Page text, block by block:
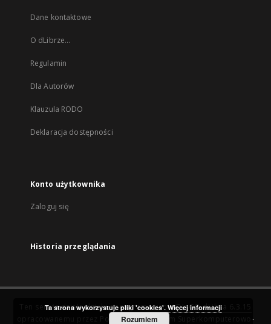
Dane kontaktowe
O dLibrze...
Regulamin
Dla Autorów
Klauzula RODO
Deklaracja dostępności
Konto użytkownika
Zaloguj się
Historia przeglądania
Ten serwis działa dzięki oprogramowaniuDInGO dLibra 6.3.15
Poznańskie Centrum Superkomputerowo-
Ta strona wykorzystuje pliki 'cookies'. Więcej informacji
Rozumiem